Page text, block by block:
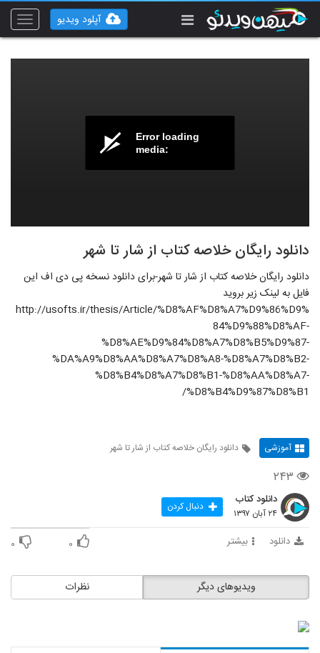
Toggle
آپلود ویدیو
Error loading
media:
دانلود رایگان خلاصه کتاب از شار تا شهر
دانلود رایگان خلاصه کتاب از شار تا شهر-برای دانلود نسخه پی دی اف این
فایل به لینک زیر بروید
http://usofts.ir/thesis/Article/%D8%AF%D8%A7%D9%86%D9%
84%D9%88%D8%AF-
%D8%AE%D9%84%D8%A7%D8%B5%D9%87-
%DA%A9%D8%AA%D8%A7%D8%A8-%D8%A7%D8%B2-
%D8%B4%D8%A7%D8%B1-%D8%AA%D8%A7-
%D8%B4%D9%87%D8%B1/
آموزشی دانلود رایگان خلاصه کتاب از شار تا شهر
۲۴۳
دانلود کتاب
۲۴ آبان ۱۳۹۷ دنبال کردن
دانلود بیشتر ۰ ۰
نظرات ویدیوهای دیگر